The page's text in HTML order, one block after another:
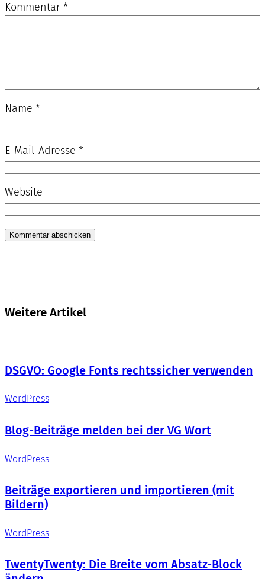
Kommentar *
Name *
E-Mail-Adresse *
Website
Weitere Artikel
DSGVO: Google Fonts rechtssicher verwenden
WordPress
Blog-Beiträge melden bei der VG Wort
WordPress
Beiträge exportieren und importieren (mit
Bildern)
WordPress
TwentyTwenty: Die Breite vom Absatz-Block